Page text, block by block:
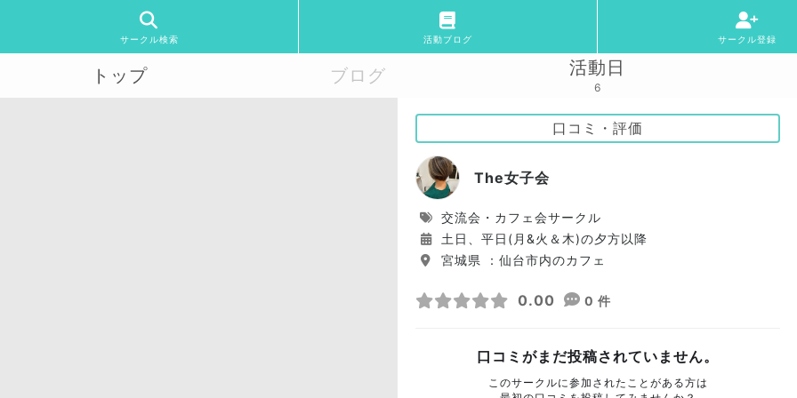
サークル検索 活動ブログ サークル登録
トップ ブログ 活動日
6
口コミ・評価
The女子会
交流会・カフェ会サークル
土日、平日(月&火＆木)の夕方以降
宮城県 ：仙台市内のカフェ
0.00 0 件
口コミがまだ投稿されていません。
このサークルに参加されたことがある方は